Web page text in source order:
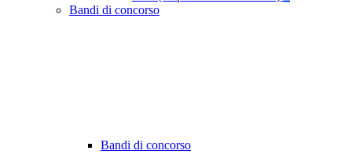
Bandi di concorso
Bandi di concorso